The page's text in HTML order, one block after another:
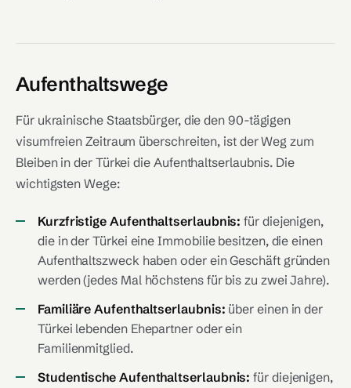
Aufenthaltswege
Für ukrainische Staatsbürger, die den 90-tägigen
visumfreien Zeitraum überschreiten, ist der Weg zum
Bleiben in der Türkei die Aufenthaltserlaubnis. Die
wichtigsten Wege:
Kurzfristige Aufenthaltserlaubnis: für diejenigen,
die in der Türkei eine Immobilie besitzen, die einen
Aufenthaltszweck haben oder ein Geschäft gründen
werden (jedes Mal höchstens für bis zu zwei Jahre).
Familiäre Aufenthaltserlaubnis: über einen in der
Türkei lebenden Ehepartner oder ein
Familienmitglied.
Studentische Aufenthaltserlaubnis: für diejenigen,